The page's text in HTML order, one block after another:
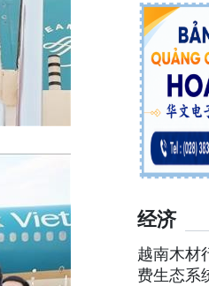
经济
越南木材
费生态系